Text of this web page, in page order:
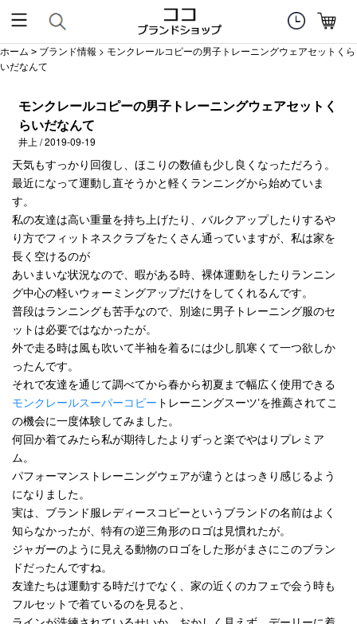
ホーム > ブランド情報 > モンクレールコピーの男子トレーニングウェアセットくら
いだなんて
モンクレールコピーの男子トレーニングウェアセットく
らいだなんて
井上 / 2019-09-19
天気もすっかり回復し、ほこりの数値も少し良くなっただろう。
最近になって運動し直そうかと軽くランニングから始めていま
す。
私の友達は高い重量を持ち上げたり、バルクアップしたりするや
り方でフィットネスクラブをたくさん通っていますが、私は家を
長く空けるのが
あいまいな状況なので、暇がある時、裸体運動をしたりランニン
グ中心の軽いウォーミングアップだけをしてくれるんです。
普段はランニングも苦手なので、別途に男子トレーニング服のセ
ットは必要ではなかったが。
外で走る時は風も吹いて半袖を着るには少し肌寒くて一つ欲しか
ったんです。
それで友達を通じて調べてから春から初夏まで幅広く使用できる
モンクレールスーパーコピー トレーニングスーツ’を推薦されてこ
の機会に一度体験してみました。
何回か着てみたら私が期待したよりずっと楽でやはりプレミア
ム。
パフォーマンストレーニングウェアが違うとはっきり感じるよう
になりました。
実は、ブランド服レディースコピーというブランドの名前はよく
知らなかったが、特有の逆三角形のロゴは見慣れたが。
ジャガーのように見える動物のロゴをした形がまさにこのブラン
ドだったんですね。
友達たちは運動する時だけでなく、家の近くのカフェで会う時も
フルセットで着ているのを見ると、